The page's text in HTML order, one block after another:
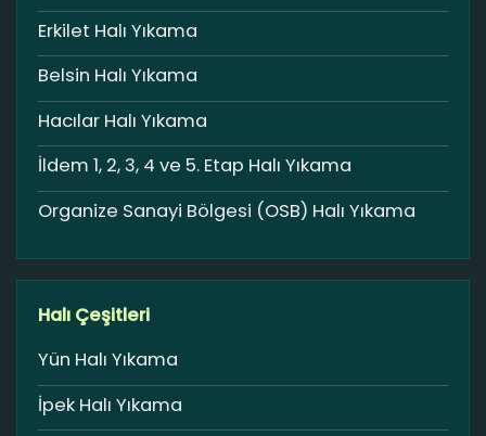
Erkilet Halı Yıkama
Belsin Halı Yıkama
Hacılar Halı Yıkama
İldem 1, 2, 3, 4 ve 5. Etap Halı Yıkama
Organize Sanayi Bölgesi (OSB) Halı Yıkama
Halı Çeşitleri
Yün Halı Yıkama
İpek Halı Yıkama